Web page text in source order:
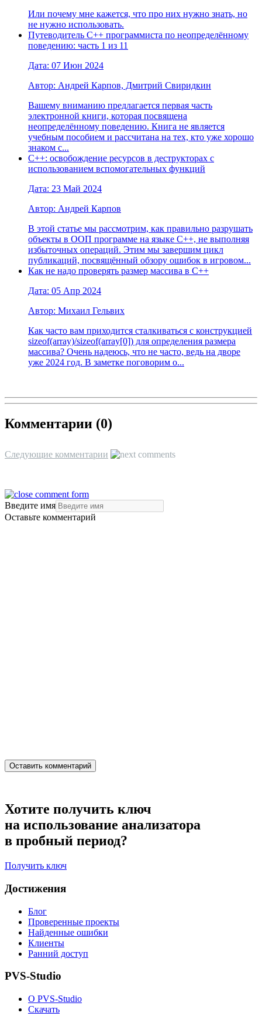
Или почему мне кажется, что про них нужно знать, но
не нужно использовать.
Путеводитель C++ программиста по неопределённому
поведению: часть 1 из 11
Дата: 07 Июн 2024
Автор: Андрей Карпов, Дмитрий Свиридкин
Вашему вниманию предлагается первая часть
электронной книги, которая посвящена
неопределённому поведению. Книга не является
учебным пособием и рассчитана на тех, кто уже хорошо
знаком с...
С++: освобождение ресурсов в деструкторах с
использованием вспомогательных функций
Дата: 23 Май 2024
Автор: Андрей Карпов
В этой статье мы рассмотрим, как правильно разрушать
объекты в ООП программе на языке C++, не выполняя
избыточных операций. Этим мы завершим цикл
публикаций, посвящённый обзору ошибок в игровом...
Как не надо проверять размер массива в С++
Дата: 05 Апр 2024
Автор: Михаил Гельвих
Как часто вам приходится сталкиваться с конструкцией
sizeof(array)/sizeof(array[0]) для определения размера
массива? Очень надеюсь, что не часто, ведь на дворе
уже 2024 год. В заметке поговорим о...
Комментарии (0)
Следующие комментарии
Введите имя
Оставьте комментарий
Хотите получить ключ
на использование анализатора
в пробный период?
Получить ключ
Достижения
Блог
Проверенные проекты
Найденные ошибки
Клиенты
Ранний доступ
PVS-Studio
О PVS-Studio
Скачать